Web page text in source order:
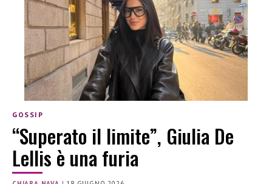
GOSSIP
“Superato il limite”, Giulia De
Lellis è una furia